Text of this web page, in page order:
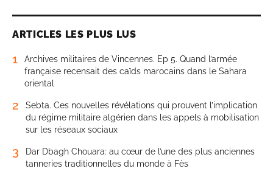
ARTICLES LES PLUS LUS
1
Archives militaires de Vincennes. Ep 5. Quand l’armée
française recensait des caïds marocains dans le Sahara
oriental
2
Sebta. Ces nouvelles révélations qui prouvent l’implication
du régime militaire algérien dans les appels à mobilisation
sur les réseaux sociaux
3
Dar Dbagh Chouara: au cœur de l’une des plus anciennes
tanneries traditionnelles du monde à Fès